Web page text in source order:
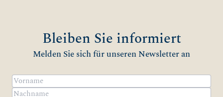
Bleiben Sie informiert
Melden Sie sich für unseren Newsletter an
Name(erforderlich)
Vorname